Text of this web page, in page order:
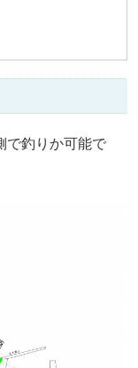
で釣りか可能で